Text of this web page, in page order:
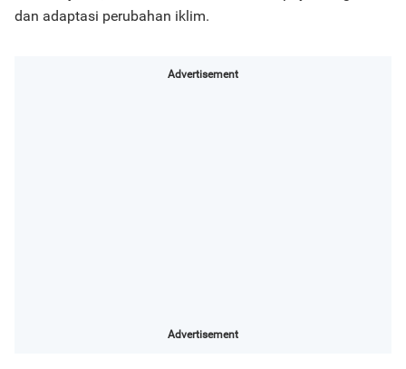
dan adaptasi perubahan iklim.
Advertisement
Advertisement